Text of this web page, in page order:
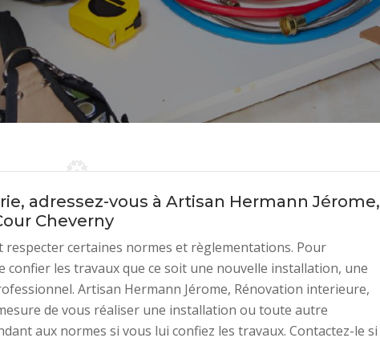
adressez-vous à Artisan Hermann Jérome,
Cheverny
certaines normes et règlementations. Pour
confier les travaux que ce soit une nouvelle installation, une
Artisan Hermann Jérome, Rénovation interieure,
de vous réaliser une installation ou toute autre
aux normes si vous lui confiez les travaux. Contactez-le si